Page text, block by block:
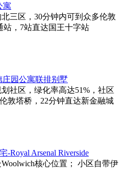
寓
三区，30分钟内可到众多伦敦
站，7站直达国王十字站
庄园公寓联排别墅
社区，绿化率高达51%，社区
敦塔桥，22分钟直达新金融城
Royal Arsenal Riverside
核心位置； 小区自带伊